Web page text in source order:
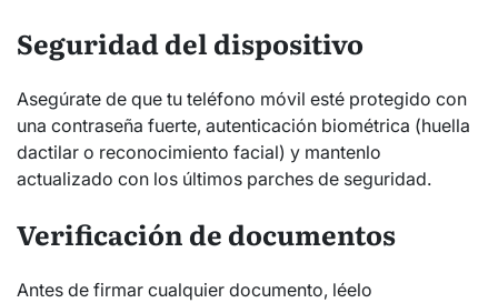
Seguridad del dispositivo
Asegúrate de que tu teléfono móvil esté protegido con
una contraseña fuerte, autenticación biométrica (huella
dactilar o reconocimiento facial) y mantenlo
actualizado con los últimos parches de seguridad.
Verificación de documentos
Antes de firmar cualquier documento, léelo